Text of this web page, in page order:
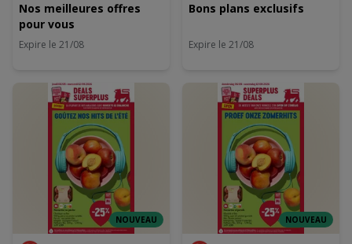
Nos meilleures offres
pour vous
Expire le 21/08
Bons plans exclusifs
Expire le 21/08
NOUVEAU NOUVEAU